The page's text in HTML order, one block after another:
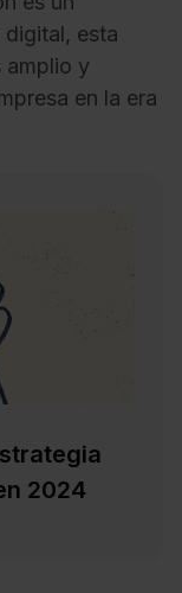
esta
amplio y
en la era
2024